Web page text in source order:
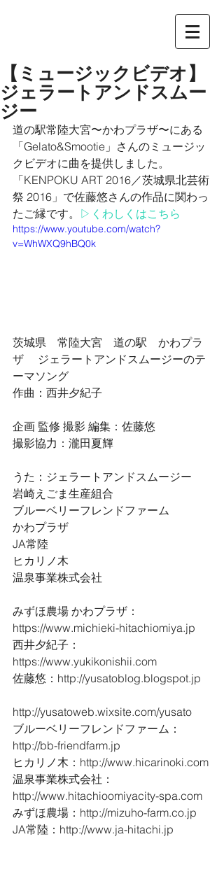
【ミュージックビデオ】
ジェラートアンドスムー
ジー
道の駅常陸大宮〜かわプラザ〜にある
「Gelato&Smootie」さんのミュージッ
クビデオに曲を提供しました。
「KENPOKU ART 2016／茨城県北芸術
祭 2016」で佐藤悠さんの作品に関わっ
たご縁です。 ▷くわしくはこちら
https://www.youtube.com/watch?
v=WhWXQ9hBQ0k
茨城県　常陸大宮　道の駅　かわプラ
ザ　 ジェラートアンドスムージーのテ
ーマソング
作曲：西井夕紀子
企画 監修 撮影 編集：佐藤悠
撮影協力：瀧田夏輝
うた：ジェラートアンドスムージー
岩崎えごま生産組合
ブルーベリーフレンドファーム
かわプラザ
JA常陸
ヒカリノ木
温泉事業株式会社
みずほ農場 かわプラザ：
https://www.michieki-hitachiomiya.jp
西井夕紀子：
https://www.yukikonishii.com
佐藤悠：http://yusatoblog.blogspot.jp
http://yusatoweb.wixsite.com/yusato
ブルーベリーフレンドファーム：
http://bb-friendfarm.jp
ヒカリノ木：http://www.hicarinoki.com
温泉事業株式会社：
http://www.hitachioomiyacity-spa.com
みずほ農場：http://mizuho-farm.co.jp
JA常陸：http://www.ja-hitachi.jp